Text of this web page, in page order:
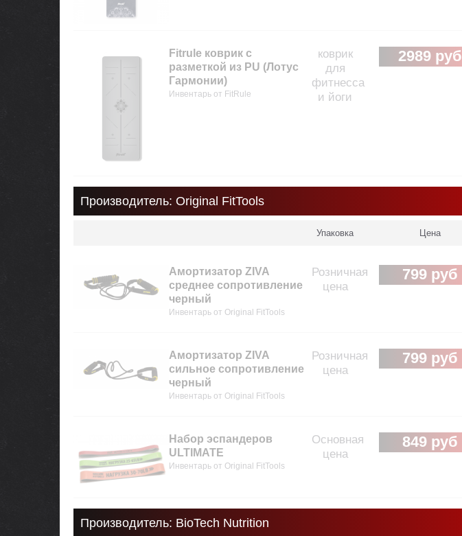
Fitrule коврик с
разметкой из PU (Лотус
Гармонии)
Инвентарь от FitRule
коврик
для
фитнесса
и йоги
2989 руб
Производитель: Original FitTools
Упаковка Цена
Амортизатор ZIVA
среднее сопротивление
черный
Инвентарь от Original FitTools
Розничная
цена
799 руб
Амортизатор ZIVA
сильное сопротивление
черный
Инвентарь от Original FitTools
Розничная
цена
799 руб
Набор эспандеров
ULTIMATE
Инвентарь от Original FitTools
Основная
цена
849 руб
Производитель: BioTech Nutrition